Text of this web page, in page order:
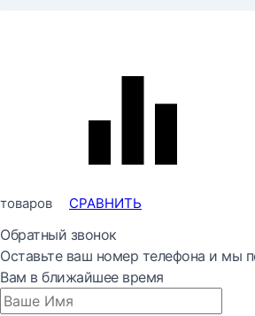
товаров
СРАВНИТЬ
Обратный звонок
Оставьте ваш номер телефона и мы
Вам в ближайшее время